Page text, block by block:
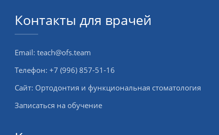
Контакты для врачей
Email: teach@ofs.team
Телефон: +7 (996) 857-51-16
Сайт: Ортодонтия и функциональная стоматология
Записаться на обучение